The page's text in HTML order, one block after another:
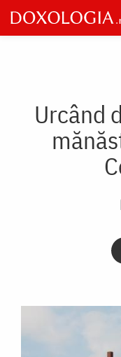
Skip
to
main
Urcând